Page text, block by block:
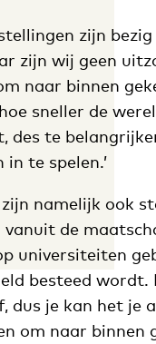
zijn
zijn wij geen
naar binnen
sneller de
des te
te spelen.’
namelijk ook
de
universiteiten
besteed wordt.
dus je kan het je
om naar binnen